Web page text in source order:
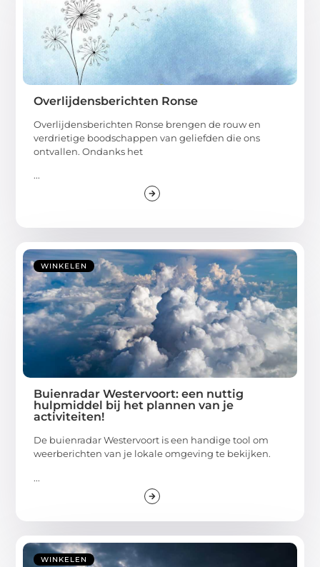
Overlijdensberichten Ronse
Overlijdensberichten Ronse brengen de rouw en
verdrietige boodschappen van geliefden die ons
ontvallen. Ondanks het
...
WINKELEN
Buienradar Westervoort: een nuttig
hulpmiddel bij het plannen van je
activiteiten!
De buienradar Westervoort is een handige tool om
weerberichten van je lokale omgeving te bekijken.
...
WINKELEN